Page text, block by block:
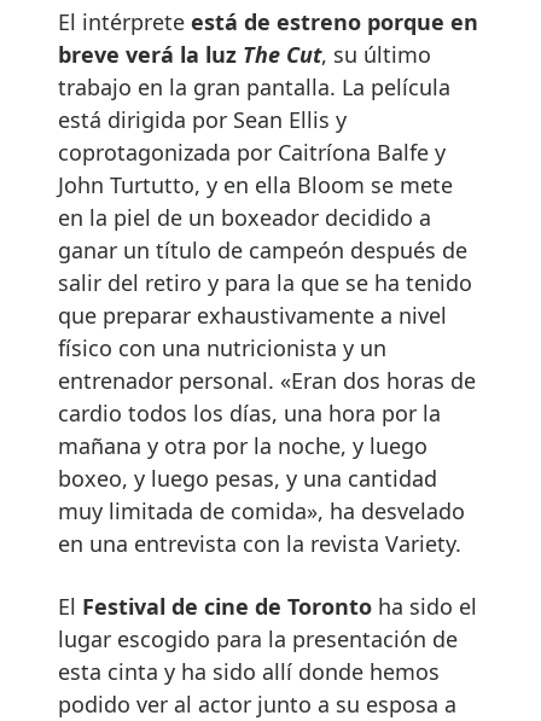
El intérprete está de estreno porque en
breve verá la luz The Cut, su último
trabajo en la gran pantalla. La película
está dirigida por Sean Ellis y
coprotagonizada por Caitríona Balfe y
John Turtutto, y en ella Bloom se mete
en la piel de un boxeador decidido a
ganar un título de campeón después de
salir del retiro y para la que se ha tenido
que preparar exhaustivamente a nivel
físico con una nutricionista y un
entrenador personal. «Eran dos horas de
cardio todos los días, una hora por la
mañana y otra por la noche, y luego
boxeo, y luego pesas, y una cantidad
muy limitada de comida», ha desvelado
en una entrevista con la revista Variety.
El Festival de cine de Toronto ha sido el
lugar escogido para la presentación de
esta cinta y ha sido allí donde hemos
podido ver al actor junto a su esposa a